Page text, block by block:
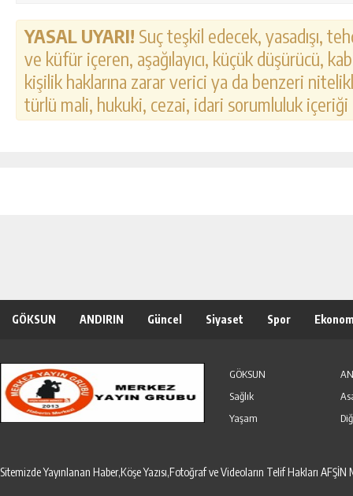
YASAL UYARI! Suç teşkil edecek, yasadışı,
ve küfür içeren, aşağılayıcı, küçük düşürücü,
kişilik haklarına zarar verici ya da benzeri
türlü mali, hukuki, cezai, idari sorumluluk
GÖKSUN ANDIRIN Güncel Siyaset Spor
GÖKSUN
Sağlık
Yaşam
Sitemizde Yayınlanan Haber,Köşe Yazısı,Fotoğraf ve Videoların Telif Hakları